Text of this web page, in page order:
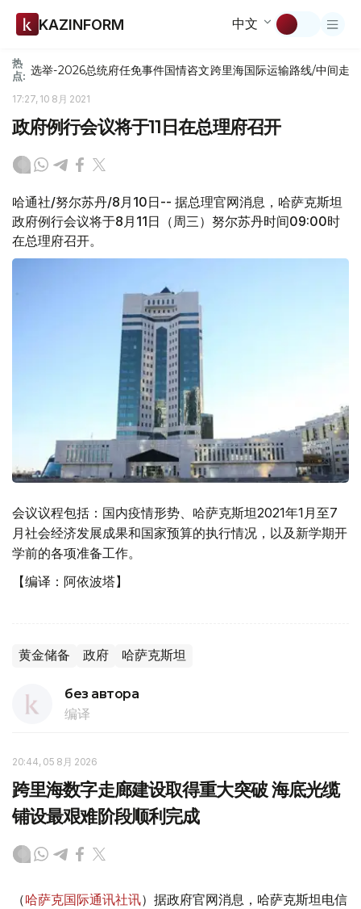
KAZINFORM 中文
热
点: 选举-2026总统府任免事件国情咨文跨里海国际运输路线/中间走廊
17:27, 10 8月 2021
政府例行会议将于11日在总理府召开
哈通社/努尔苏丹/8月10日-- 据总理官网消息，哈萨克斯坦
政府例行会议将于8月11日（周三）努尔苏丹时间09:00时
在总理府召开。
会议议程包括：国内疫情形势、哈萨克斯坦2021年1月至7
月社会经济发展成果和国家预算的执行情况，以及新学期开
学前的各项准备工作。
【编译：阿依波塔】
黄金储备 政府 哈萨克斯坦
без автора
编译
20:44, 05 8月 2026
跨里海数字走廊建设取得重大突破 海底光缆
铺设最艰难阶段顺利完成
（哈萨克国际通讯社讯）据政府官网消息，哈萨克斯坦电信